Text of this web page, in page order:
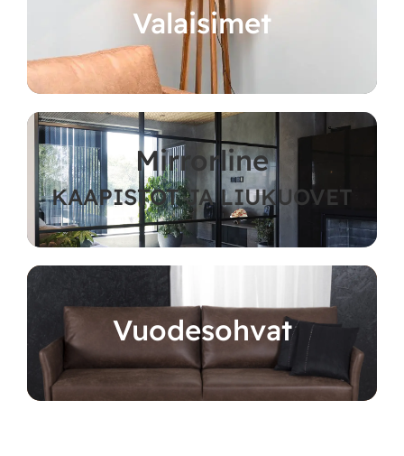
Valaisimet
Mirrorline
KAAPISTOT JA LIUKUOVET
Vuodesohvat